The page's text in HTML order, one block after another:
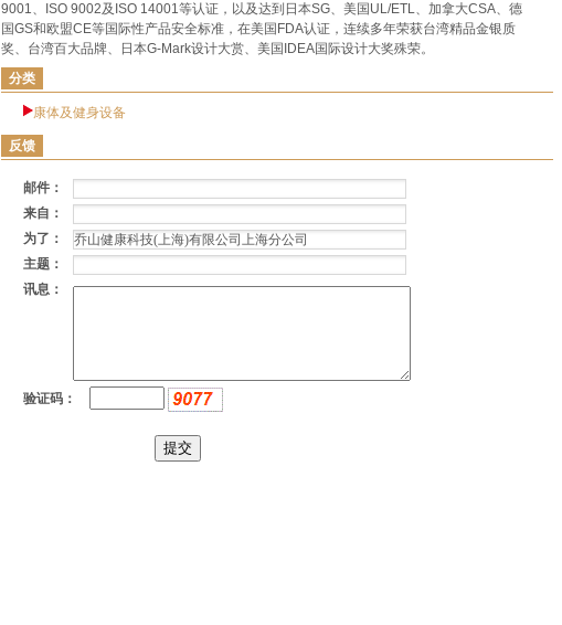
9001、ISO 9002及ISO 14001等认证，以及达到日本SG、美国UL/ETL、加拿大CSA、德
国GS和欧盟CE等国际性产品安全标准，在美国FDA认证，连续多年荣获台湾精品金银质
奖、台湾百大品牌、日本G-Mark设计大赏、美国IDEA国际设计大奖殊荣。
分类
康体及健身设备
反馈
邮件：
来自：
为了：
主题：
讯息：
验证码：